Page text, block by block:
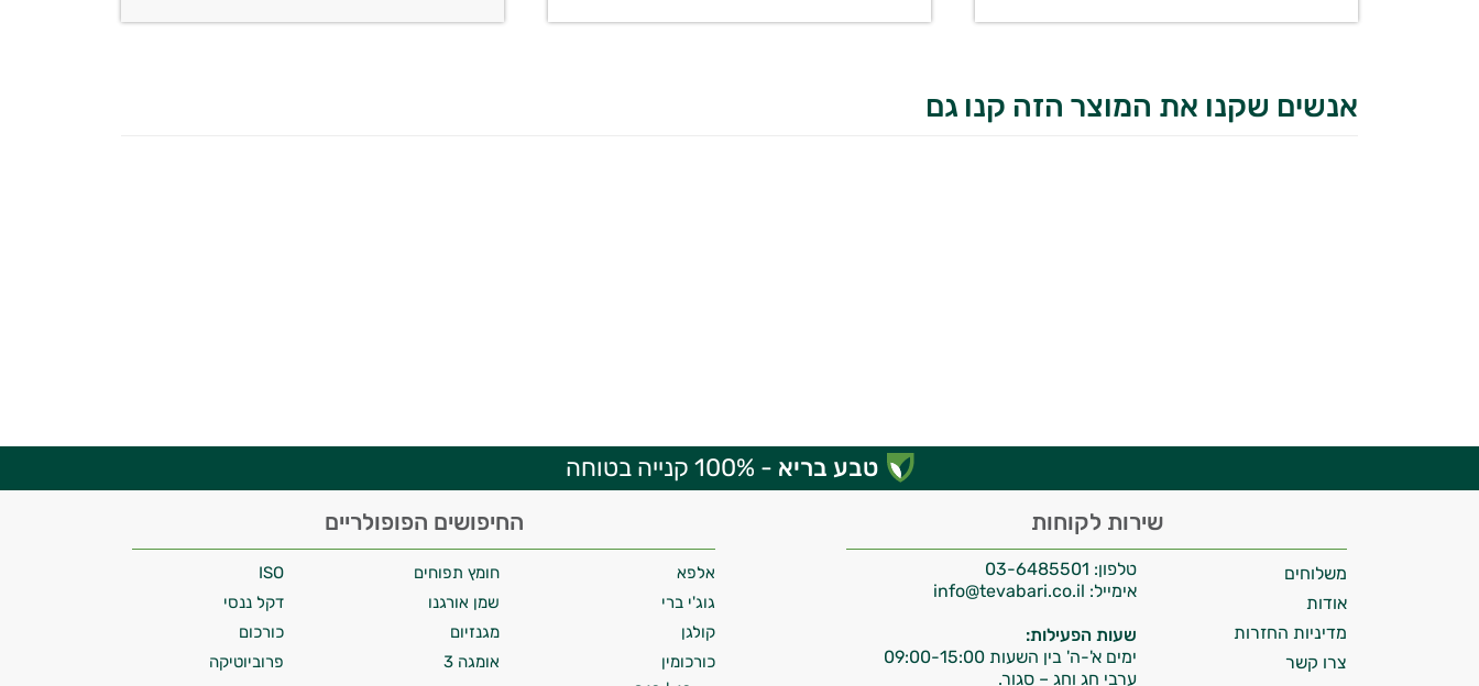
אנשים שקנו את המוצר הזה קנו גם
טבע בריא - 100% קנייה בטוחה
שירות לקוחות
טלפון: 03-6485501
אימייל:
שעות הפעילות:
ימים א'-ה' בין השעות 09:00-15:00
ערבי חג וחג – סגור.
משלוחים
אודות
מדיניות החזרות
צרו קשר
החיפושים הפופולריים
אלפא חומץ תפוחים
ISO
גוג'י ברי
שמן אורגנו
דקל ננסי
קולגן
מגנזיום
כורכום
כורכומין
אומגה 3
פרוביוטיקה
התשובות שלי מבוססות על מאגרי מידע קליניים
וספרות מקצועית בתחומי הרפואה הטבעית
ותזונת הספורט.
אני כאן כדי לעזור לך להתאים את תוספי